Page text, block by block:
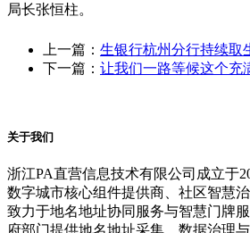
局长张恒柱。
上一篇： 生银行杭州分行持续取
下一篇： 让我们一路等候这个充
关于我们
浙江PA直营信息技术有限公司成立于
数字城市核心组件提供商、社区智慧
致力于地名地址协同服务与智慧门牌
府部门提供地名地址采集、数据治理